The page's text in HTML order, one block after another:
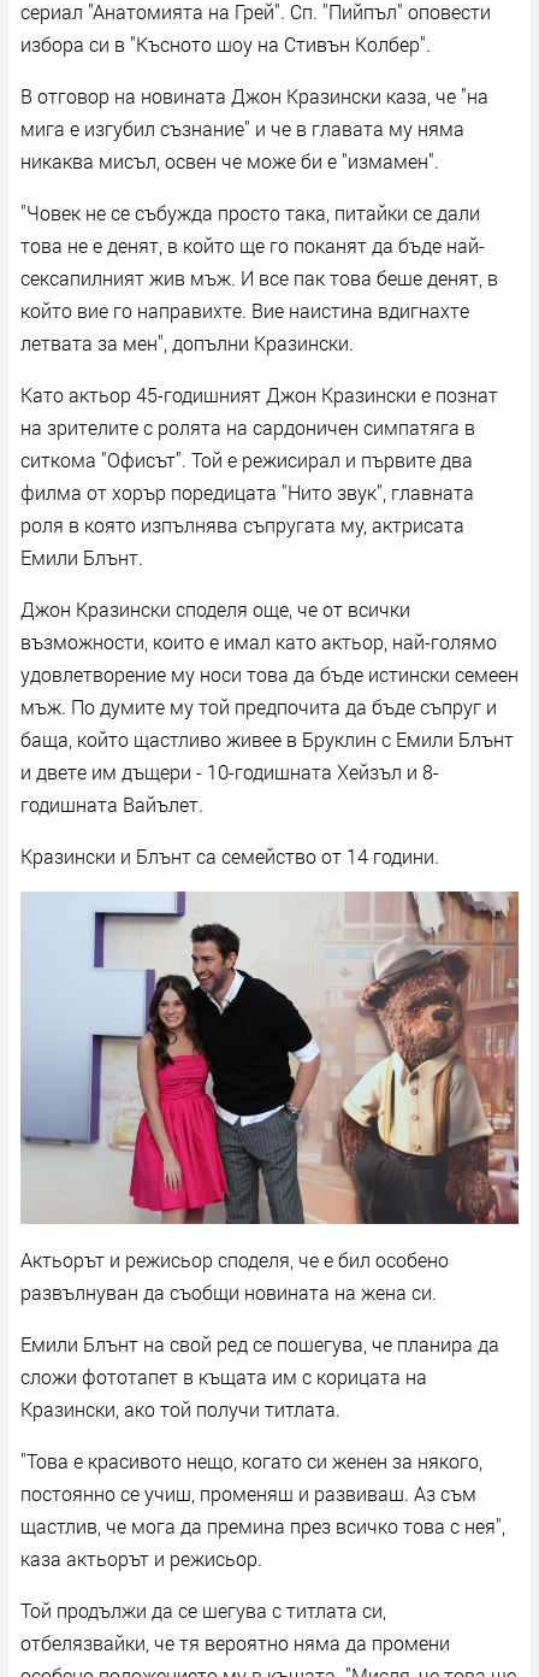
сериал "Анатомията на Грей". Сп. "Пийпъл" оповести
избора си в "Късното шоу на Стивън Колбер".
В отговор на новината Джон Кразински каза, че "на
мига е изгубил съзнание" и че в главата му няма
никаква мисъл, освен че може би е "измамен".
"Човек не се събужда просто така, питайки се дали
това не е денят, в който ще го поканят да бъде най-
сексапилният жив мъж. И все пак това беше денят, в
който вие го направихте. Вие наистина вдигнахте
летвата за мен", допълни Кразински.
Като актьор 45-годишният Джон Кразински е познат
на зрителите с ролята на сардоничен симпатяга в
ситкома "Офисът". Той е режисирал и първите два
филма от хорър поредицата "Нито звук", главната
роля в която изпълнява съпругата му, актрисата
Емили Блънт.
Джон Кразински споделя още, че от всички
възможности, които е имал като актьор, най-голямо
удовлетворение му носи това да бъде истински семеен
мъж. По думите му той предпочита да бъде съпруг и
баща, който щастливо живее в Бруклин с Емили Блънт
и двете им дъщери - 10-годишната Хейзъл и 8-
годишната Вайълет.
Кразински и Блънт са семейство от 14 години.
Актьорът и режисьор споделя, че е бил особено
развълнуван да съобщи новината на жена си.
Емили Блънт на свой ред се пошегува, че планира да
сложи фототапет в къщата им с корицата на
Кразински, ако той получи титлата.
"Това е красивото нещо, когато си женен за някого,
постоянно се учиш, променяш и развиваш. Аз съм
щастлив, че мога да премина през всичко това с нея",
каза актьорът и режисьор.
Той продължи да се шегува с титлата си,
отбелязвайки, че тя вероятно няма да промени